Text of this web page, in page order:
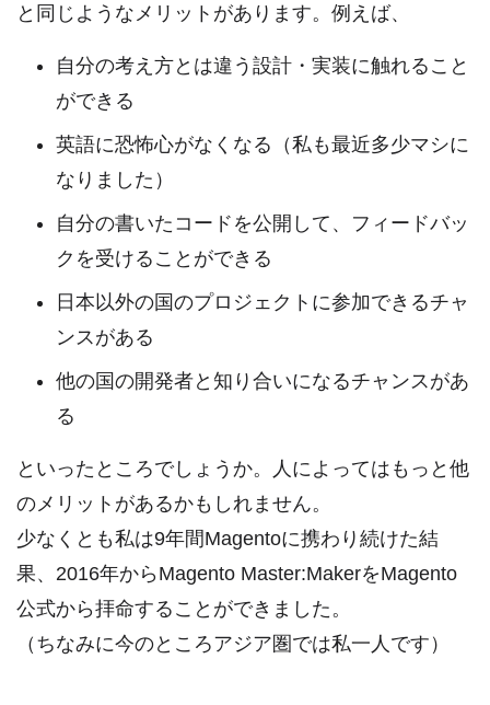
と同じようなメリットがあります。例えば、
自分の考え方とは違う設計・実装に触れること
ができる
英語に恐怖心がなくなる（私も最近多少マシに
なりました）
自分の書いたコードを公開して、フィードバッ
クを受けることができる
日本以外の国のプロジェクトに参加できるチャ
ンスがある
他の国の開発者と知り合いになるチャンスがあ
る
といったところでしょうか。人によってはもっと他
のメリットがあるかもしれません。
少なくとも私は9年間Magentoに携わり続けた結
果、2016年からMagento Master:MakerをMagento
公式から拝命することができました。
（ちなみに今のところアジア圏では私一人です）